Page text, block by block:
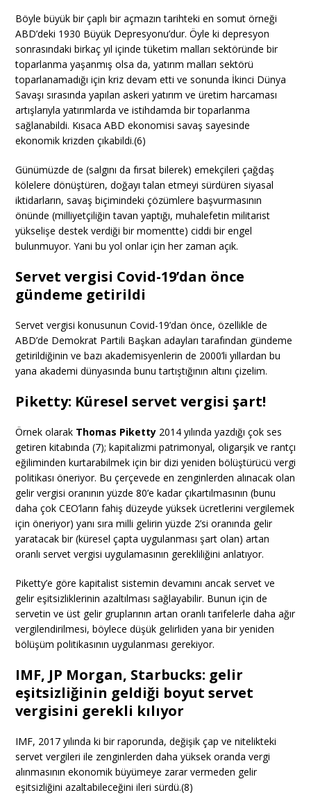
Böyle büyük bir çaplı bir açmazın tarihteki en somut örneği
ABD’deki 1930 Büyük Depresyonu’dur. Öyle ki depresyon
sonrasındaki birkaç yıl içinde tüketim malları sektöründe bir
toparlanma yaşanmış olsa da, yatırım malları sektörü
toparlanamadığı için kriz devam etti ve sonunda İkinci Dünya
Savaşı sırasında yapılan askeri yatırım ve üretim harcaması
artışlarıyla yatırımlarda ve istihdamda bir toparlanma
sağlanabildi. Kısaca ABD ekonomisi savaş sayesinde
ekonomik krizden çıkabildi.(6)
Günümüzde de (salgını da fırsat bilerek) emekçileri çağdaş
kölelere dönüştüren, doğayı talan etmeyi sürdüren siyasal
iktidarların, savaş biçimindeki çözümlere başvurmasının
önünde (milliyetçiliğin tavan yaptığı, muhalefetin militarist
yükselişe destek verdiği bir momentte) ciddi bir engel
bulunmuyor. Yani bu yol onlar için her zaman açık.
Servet vergisi Covid-19’dan önce
gündeme getirildi
Servet vergisi konusunun Covid-19’dan önce, özellikle de
ABD’de Demokrat Partili Başkan adayları tarafından gündeme
getirildiğinin ve bazı akademisyenlerin de 2000’li yıllardan bu
yana akademi dünyasında bunu tartıştığının altını çizelim.
Piketty: Küresel servet vergisi şart!
Örnek olarak Thomas Piketty 2014 yılında yazdığı çok ses
getiren kitabında (7); kapitalizmi patrimonyal, oligarşik ve rantçı
eğiliminden kurtarabilmek için bir dizi yeniden bölüştürücü vergi
politikası öneriyor. Bu çerçevede en zenginlerden alınacak olan
gelir vergisi oranının yüzde 80’e kadar çıkartılmasının (bunu
daha çok CEO’ların fahiş düzeyde yüksek ücretlerini vergilemek
için öneriyor) yanı sıra milli gelirin yüzde 2’si oranında gelir
yaratacak bir (küresel çapta uygulanması şart olan) artan
oranlı servet vergisi uygulamasının gerekliliğini anlatıyor.
Piketty’e göre kapitalist sistemin devamını ancak servet ve
gelir eşitsizliklerinin azaltılması sağlayabilir. Bunun için de
servetin ve üst gelir gruplarının artan oranlı tarifelerle daha ağır
vergilendirilmesi, böylece düşük gelirliden yana bir yeniden
bölüşüm politikasının uygulanması gerekiyor.
IMF, JP Morgan, Starbucks: gelir
eşitsizliğinin geldiği boyut servet
vergisini gerekli kılıyor
IMF, 2017 yılında ki bir raporunda, değişik çap ve nitelikteki
servet vergileri ile zenginlerden daha yüksek oranda vergi
alınmasının ekonomik büyümeye zarar vermeden gelir
eşitsizliğini azaltabileceğini ileri sürdü.(8)